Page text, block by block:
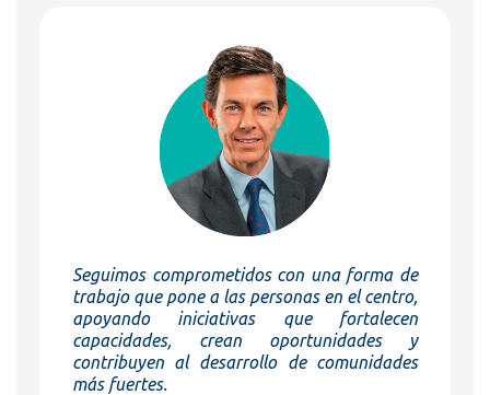
Seguimos comprometidos con una forma de
trabajo que pone a las personas en el centro,
apoyando iniciativas que fortalecen
capacidades, crean oportunidades y
contribuyen al desarrollo de comunidades
más fuertes.